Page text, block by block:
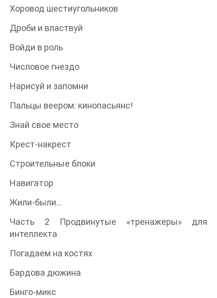
Хоровод шестиугольников
Дроби и властвуй
Войди в роль
Числовое гнездо
Нарисуй и запомни
Пальцы веером: кинопасьянс!
Знай свое место
Крест-накрест
Строительные блоки
Навигатор
Жили-были…
Часть 2 Продвинутые «тренажеры» для
интеллекта
Погадаем на костях
Бардова дюжина
Бинго-микс